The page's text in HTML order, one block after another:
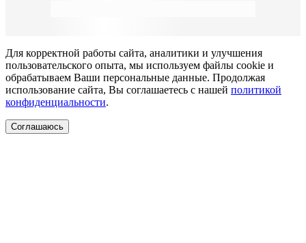
Для корректной работы сайта, аналитики и улучшения
пользовательского опыта, мы используем файлы cookie и
обрабатываем Ваши персональные данные. Продолжая
использование сайта, Вы соглашаетесь с нашей политикой
конфиденциальности.
Соглашаюсь